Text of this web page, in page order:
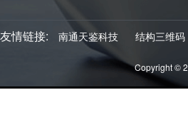
友情链接: 南通天鉴科技 结构三维码
Copyright ©